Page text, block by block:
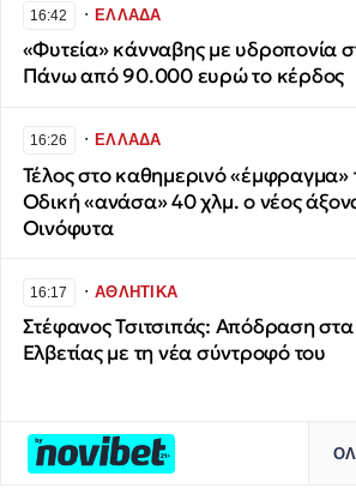
16:42 ∙ΕΛΛΑΔΑ
«Φυτεία» κάνναβης με υδροπονία
Πάνω από 90.000 ευρώ το κέρδος
16:26 ∙ΕΛΛΑΔΑ
Τέλος στο καθημερινό
Οδική «ανάσα» 40 χλμ. ο νέος
Οινόφυτα
16:17 ∙ΑΘΛΗΤΙΚΑ
Στέφανος Τσιτσιπάς: Απόδραση
Ελβετίας με τη νέα σύντροφό του